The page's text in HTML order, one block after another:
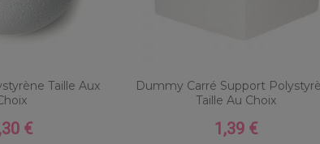
Taille Aux
€
Dummy Carré Support
Taille Au Choix
Prix
1,39 €